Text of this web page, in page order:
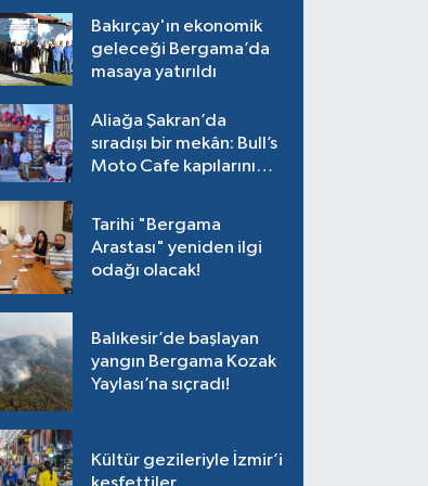
Bakırçay'ın ekonomik
geleceği Bergama’da
masaya yatırıldı
Aliağa Şakran’da
sıradışı bir mekân: Bull’s
Moto Cafe kapılarını
Tarihi "Bergama
Arastası" yeniden ilgi
odağı olacak!
Balıkesir’de başlayan
yangın Bergama Kozak
Yaylası’na sıçradı!
Kültür gezileriyle İzmir’i